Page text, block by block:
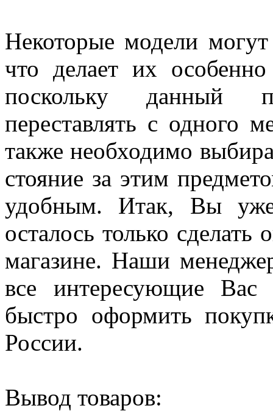
Некоторые модели
что делает их
поскольку данный
переставлять с одного
также необходимо
стояние за этим
удобным. Итак, Вы
осталось только
магазине. Наши
все интересующие
быстро оформить
России.
Вывод товаров: